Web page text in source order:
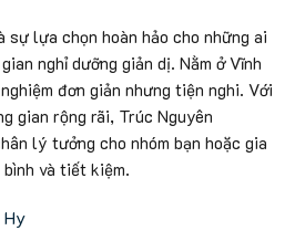
sự lựa chọn hoàn hảo cho những ai
nghỉ dưỡng giản dị. Nằm ở Vĩnh
đơn giản nhưng tiện nghi. Với
gian rộng rãi, Trúc Nguyên
lý tưởng cho nhóm bạn hoặc gia
và tiết kiệm.
Hy